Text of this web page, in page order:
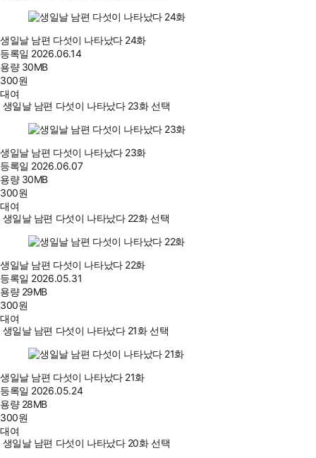
생일날 남편 다섯이 나타났다 24화
등록일 2026.06.14
용량 30MB
300원
대여
생일날 남편 다섯이 나타났다 23화 선택
생일날 남편 다섯이 나타났다 23화
등록일 2026.06.07
용량 30MB
300원
대여
생일날 남편 다섯이 나타났다 22화 선택
생일날 남편 다섯이 나타났다 22화
등록일 2026.05.31
용량 29MB
300원
대여
생일날 남편 다섯이 나타났다 21화 선택
생일날 남편 다섯이 나타났다 21화
등록일 2026.05.24
용량 28MB
300원
대여
생일날 남편 다섯이 나타났다 20화 선택